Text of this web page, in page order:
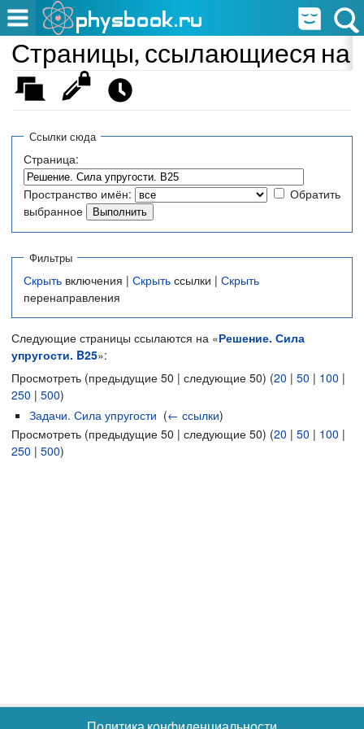
Страницы, ссылающиеся на
Ссылки сюда
Страница:
Пространство имён:
Обратить
выбранное
Фильтры
Скрыть включения | Скрыть ссылки | Скрыть
перенаправления
Следующие страницы ссылаются на «Решение. Сила
упругости. B25»:
Просмотреть (предыдущие 50 | следующие 50) (20 | 50 | 100 |
250 | 500)
Задачи. Сила упругости (← ссылки)
Просмотреть (предыдущие 50 | следующие 50) (20 | 50 | 100 |
250 | 500)
Политика конфиденциальности